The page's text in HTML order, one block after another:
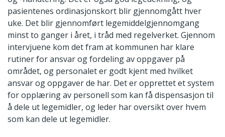
pasientenes ordinasjonskort blir gjennomgått hver
uke. Det blir gjennomført legemiddelgjennomgang
minst to ganger i året, i tråd med regelverket. Gjennom
intervjuene kom det fram at kommunen har klare
rutiner for ansvar og fordeling av oppgaver på
området, og personalet er godt kjent med hvilket
ansvar og oppgaver de har. Det er opprettet et system
for opplæring av personell som kan få dispensasjon til
å dele ut legemidler, og leder har oversikt over hvem
som kan dele ut legemidler.